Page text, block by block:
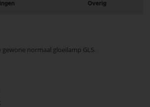
Overig
gewone normaal gloeilamp GLS.